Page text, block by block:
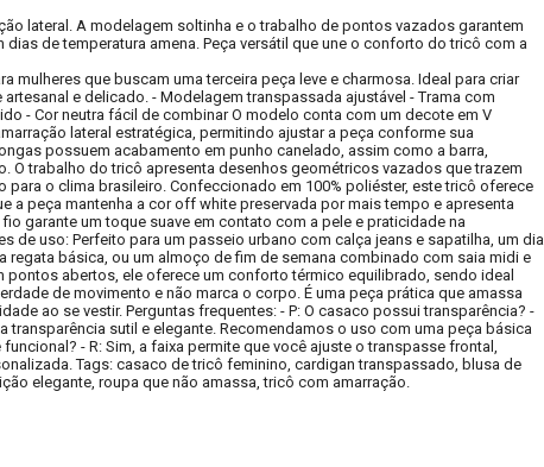
lateral. A modelagem soltinha e o trabalho de pontos vazados garantem
de temperatura amena. Peça versátil que une o conforto do tricô com a
que buscam uma terceira peça leve e charmosa. Ideal para criar
e delicado. - Modelagem transpassada ajustável - Trama com
- Cor neutra fácil de combinar O modelo conta com um decote em V
lateral estratégica, permitindo ajustar a peça conforme sua
possuem acabamento em punho canelado, assim como a barra,
O trabalho do tricô apresenta desenhos geométricos vazados que trazem
para o clima brasileiro. Confeccionado em 100% poliéster, este tricô oferece
a peça mantenha a cor off white preservada por mais tempo e apresenta
garante um toque suave em contato com a pele e praticidade na
de uso: Perfeito para um passeio urbano com calça jeans e sapatilha, um dia
básica, ou um almoço de fim de semana combinado com saia midi e
pontos abertos, ele oferece um conforto térmico equilibrado, sendo ideal
de movimento e não marca o corpo. É uma peça prática que amassa
ao se vestir. Perguntas frequentes: - P: O casaco possui transparência? -
sutil e elegante. Recomendamos o uso com uma peça básica
- R: Sim, a faixa permite que você ajuste o transpasse frontal,
Tags: casaco de tricô feminino, cardigan transpassado, blusa de
elegante, roupa que não amassa, tricô com amarração.